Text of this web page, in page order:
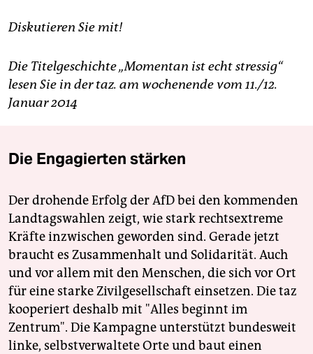
Diskutieren Sie mit!
Die Titelgeschichte „Momentan ist echt stressig“
lesen Sie in der taz. am wochenende vom 11./12.
Januar 2014
Die Engagierten stärken
Der drohende Erfolg der AfD bei den kommenden
Landtagswahlen zeigt, wie stark rechtsextreme
Kräfte inzwischen geworden sind. Gerade jetzt
braucht es Zusammenhalt und Solidarität. Auch
und vor allem mit den Menschen, die sich vor Ort
für eine starke Zivilgesellschaft einsetzen. Die taz
kooperiert deshalb mit "Alles beginnt im
Zentrum". Die Kampagne unterstützt bundesweit
linke, selbstverwaltete Orte und baut einen